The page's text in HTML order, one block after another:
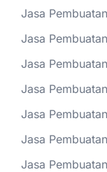
Jasa
Jasa
Jasa
Jasa
Jasa
Jasa
Jasa